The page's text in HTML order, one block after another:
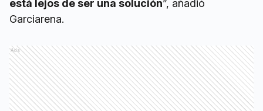
está lejos de ser una solución”, añadió
Garciarena.
Ads